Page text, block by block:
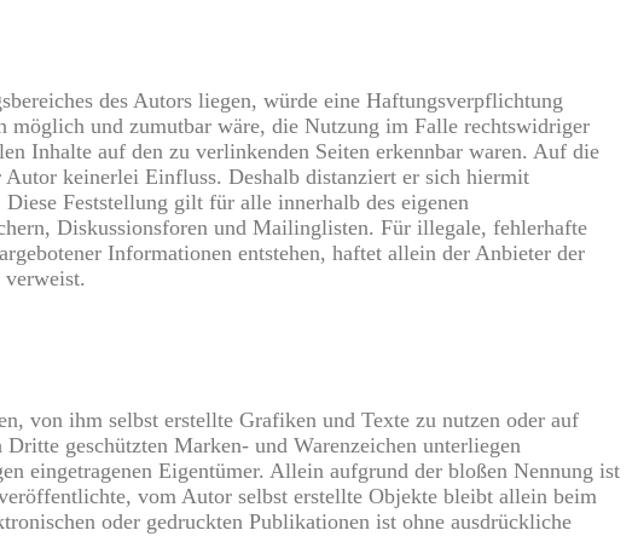
des Autors liegen, würde eine Haftungsverpflichtung
und zumutbar wäre, die Nutzung im Falle rechtswidriger
Inhalte auf den zu verlinkenden Seiten erkennbar waren. Auf die
keinerlei Einfluss. Deshalb distanziert er sich hiermit
Feststellung gilt für alle innerhalb des eigenen
Diskussionsforen und Mailinglisten. Für illegale, fehlerhafte
Informationen entstehen, haftet allein der Anbieter der
von ihm selbst erstellte Grafiken und Texte zu nutzen oder auf
geschützten Marken- und Warenzeichen unterliegen
eingetragenen Eigentümer. Allein aufgrund der bloßen Nennung ist
vom Autor selbst erstellte Objekte bleibt allein beim
oder gedruckten Publikationen ist ohne ausdrückliche